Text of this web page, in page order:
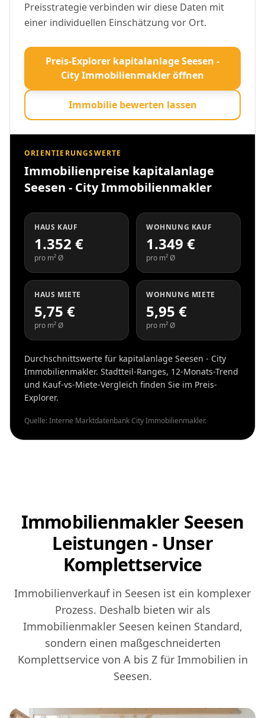
Preisstrategie verbinden wir diese Daten mit
einer individuellen Einschätzung vor Ort.
Preis-Explorer kapitalanlage Seesen -
City Immobilienmakler öffnen
Immobilie bewerten lassen
ORIENTIERUNGSWERTE
Immobilienpreise kapitalanlage
Seesen - City Immobilienmakler
HAUS KAUF
1.352 €
pro m² Ø
WOHNUNG KAUF
1.349 €
pro m² Ø
HAUS MIETE
5,75 €
pro m² Ø
WOHNUNG MIETE
5,95 €
pro m² Ø
Durchschnittswerte für kapitalanlage Seesen - City
Immobilienmakler. Stadtteil-Ranges, 12-Monats-Trend
und Kauf-vs-Miete-Vergleich finden Sie im Preis-
Explorer.
Quelle: Interne Marktdatenbank City Immobilienmakler.
Immobilienmakler Seesen
Leistungen - Unser
Komplettservice
Immobilienverkauf in Seesen ist ein komplexer
Prozess. Deshalb bieten wir als
Immobilienmakler Seesen keinen Standard,
sondern einen maßgeschneiderten
Komplettservice von A bis Z für Immobilien in
Seesen.